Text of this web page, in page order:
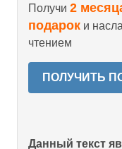
Получи 2
подарок и
чтением
ПОЛУЧИТЬ
Данный текст